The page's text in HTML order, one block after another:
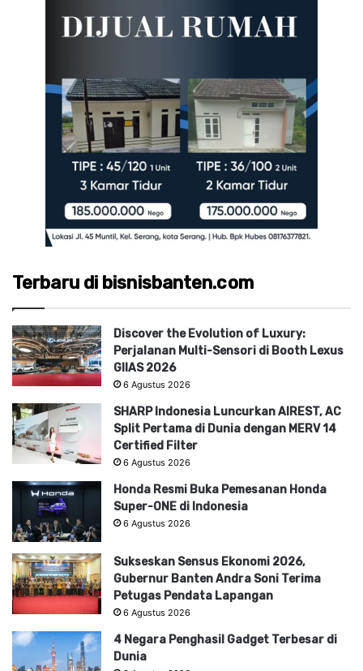
Terbaru di bisnisbanten.com
Discover the Evolution of Luxury:
Perjalanan Multi-Sensori di Booth Lexus
GIIAS 2026
6 Agustus 2026
SHARP Indonesia Luncurkan AIREST, AC
Split Pertama di Dunia dengan MERV 14
Certified Filter
6 Agustus 2026
Honda Resmi Buka Pemesanan Honda
Super-ONE di Indonesia
6 Agustus 2026
Sukseskan Sensus Ekonomi 2026,
Gubernur Banten Andra Soni Terima
Petugas Pendata Lapangan
6 Agustus 2026
4 Negara Penghasil Gadget Terbesar di
Dunia